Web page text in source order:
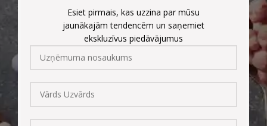
Esiet pirmais, kas uzzina par mūsu
jaunākajām tendencēm un saņemiet
ekskluzīvus piedāvājumus